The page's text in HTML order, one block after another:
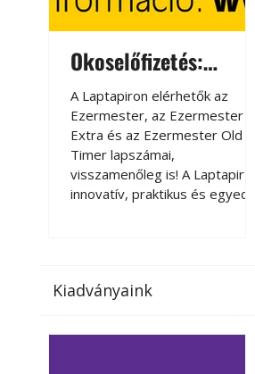
Okoselőfizetés:
Ezermester Extra
A Laptapiron elérhetők az
Ezermester, az Ezermester
Extra és az Ezermester Old
Timer lapszámai,
visszamenőleg is! A Laptapir új,
innovatív, praktikus és egyedi
az otthonában, útközben vagy
elérhetők lapszámaink. Bárhol,
Kiadványaink